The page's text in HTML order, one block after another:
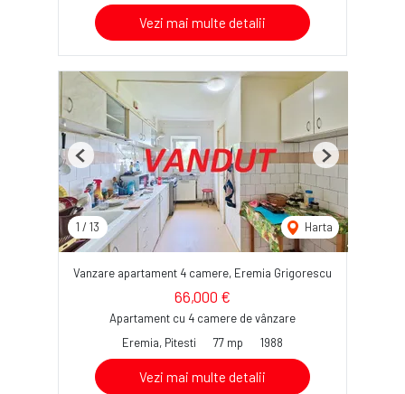
Vezi mai multe detalii
1 / 13 Harta
Previous Next
Vanzare apartament 4 camere, Eremia Grigorescu
66,000 €
Apartament cu 4 camere de vânzare
Eremia, Pitesti
77 mp 1988
Vezi mai multe detalii